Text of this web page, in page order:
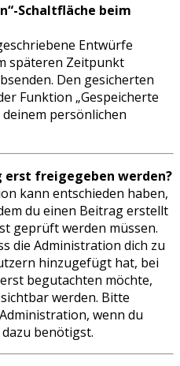
Schaltfläche beim
Entwürfe
späteren Zeitpunkt
Den gesicherten
Funktion „Gespeicherte
persönlichen
erst freigegeben werden?
kann entschieden haben,
du einen Beitrag erstellt
geprüft werden müssen.
die Administration dich zu
hinzugefügt hat, bei
begutachten möchte,
werden. Bitte
wenn du
benötigst.